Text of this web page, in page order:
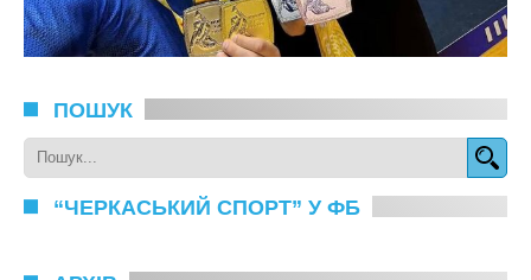
ПОШУК
“ЧЕРКАСЬКИЙ СПОРТ” У ФБ